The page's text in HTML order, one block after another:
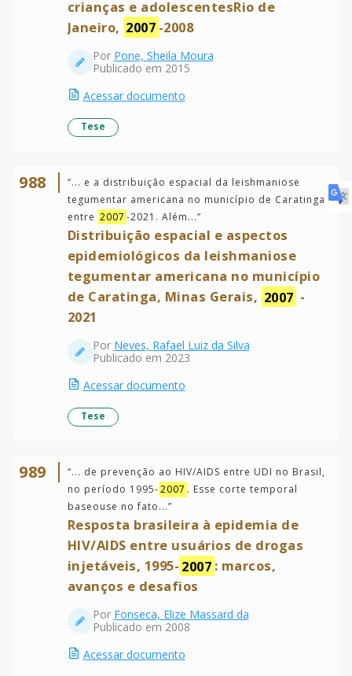
crianças e adolescentesRio de
Janeiro, 2007 -2008
Por Pone, Sheila Moura
Publicado em 2015
Acessar documento
Tese
988 “... e a distribuição espacial da leishmaniose
tegumentar americana no município de Caratinga
entre 2007 -2021. Além...”
Distribuição espacial e aspectos
epidemiológicos da leishmaniose
tegumentar americana no município
de Caratinga, Minas Gerais, 2007 -
2021
Por Neves, Rafael Luiz da Silva
Publicado em 2023
Acessar documento
Tese
989 “... de prevenção ao HIV/AIDS entre UDI no Brasil,
no período 1995-2007 . Esse corte temporal
baseouse no fato...”
Resposta brasileira à epidemia de
HIV/AIDS entre usuários de drogas
injetáveis, 1995- 2007 : marcos,
avanços e desafios
Por Fonseca, Elize Massard da
Publicado em 2008
Acessar documento